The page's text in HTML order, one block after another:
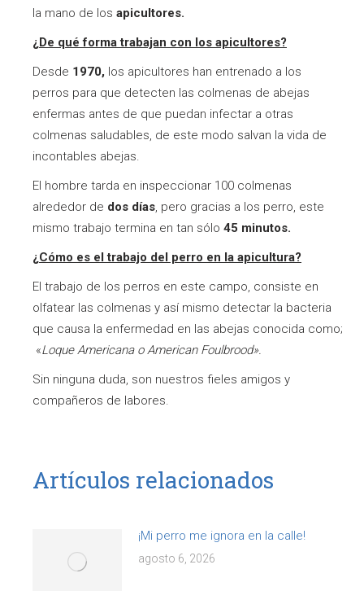
la mano de los apicultores.
¿De qué forma trabajan con los apicultores?
Desde 1970, los apicultores han entrenado a los
perros para que detecten las colmenas de abejas
enfermas antes de que puedan infectar a otras
colmenas saludables, de este modo salvan la vida de
incontables abejas.
El hombre tarda en inspeccionar 100 colmenas
alrededor de dos días, pero gracias a los perro, este
mismo trabajo termina en tan sólo 45 minutos.
¿Cómo es el trabajo del perro en la apicultura?
El trabajo de los perros en este campo, consiste en
olfatear las colmenas y así mismo detectar la bacteria
que causa la enfermedad en las abejas conocida como;
«Loque Americana o American Foulbrood».
Sin ninguna duda, son nuestros fieles amigos y
compañeros de labores.
Artículos relacionados
¡Mi perro me ignora en la calle!
agosto 6, 2026